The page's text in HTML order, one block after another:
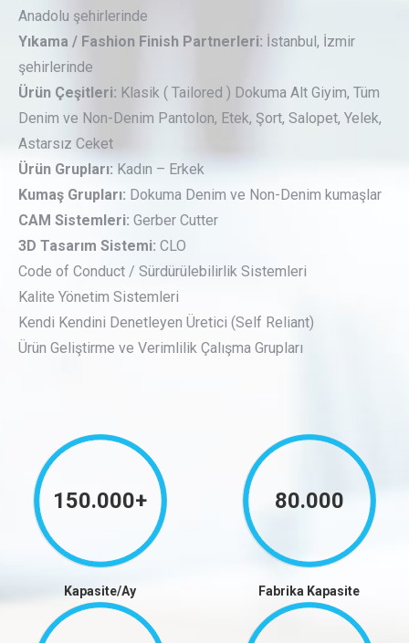
Anadolu şehirlerinde
Yıkama / Fashion Finish Partnerleri: İstanbul, İzmir
şehirlerinde
Ürün Çeşitleri: Klasik ( Tailored ) Dokuma Alt Giyim, Tüm
Denim ve Non-Denim Pantolon, Etek, Şort, Salopet, Yelek,
Astarsız Ceket
Ürün Grupları: Kadın – Erkek
Kumaş Grupları: Dokuma Denim ve Non-Denim kumaşlar
CAM Sistemleri: Gerber Cutter
3D Tasarım Sistemi: CLO
Code of Conduct / Sürdürülebilirlik Sistemleri
Kalite Yönetim Sistemleri
Kendi Kendini Denetleyen Üretici (Self Reliant)
Ürün Geliştirme ve Verimlilik Çalışma Grupları
150.000+
Kapasite/Ay
80.000
Fabrika Kapasite